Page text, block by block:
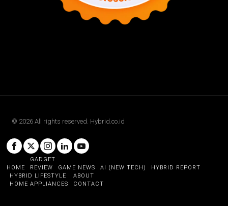
© 2026 All rights reserved. Hybrid.co.id
HOME
GADGET
REVIEW
GAME NEWS AI (NEW TECH)
HYBRID REPORT
HYBRID LIFESTYLE
HOME APPLIANCES
ABOUT
CONTACT